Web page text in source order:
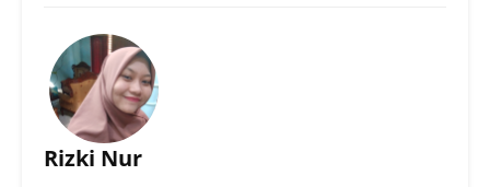
Rizki Nur